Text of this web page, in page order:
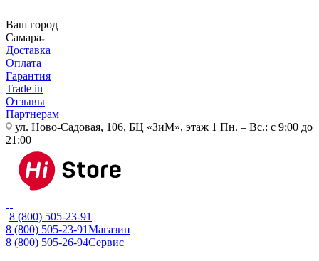
Ваш город
Самара
Доставка
Оплата
Гарантия
Trade in
Отзывы
Партнерам
ул. Ново-Садовая, 106, БЦ «ЗиМ», этаж 1 Пн. – Вс.: с 9:00 до
21:00
8 (800) 505-23-91
8 (800) 505-23-91Магазин
8 (800) 505-26-94Сервис